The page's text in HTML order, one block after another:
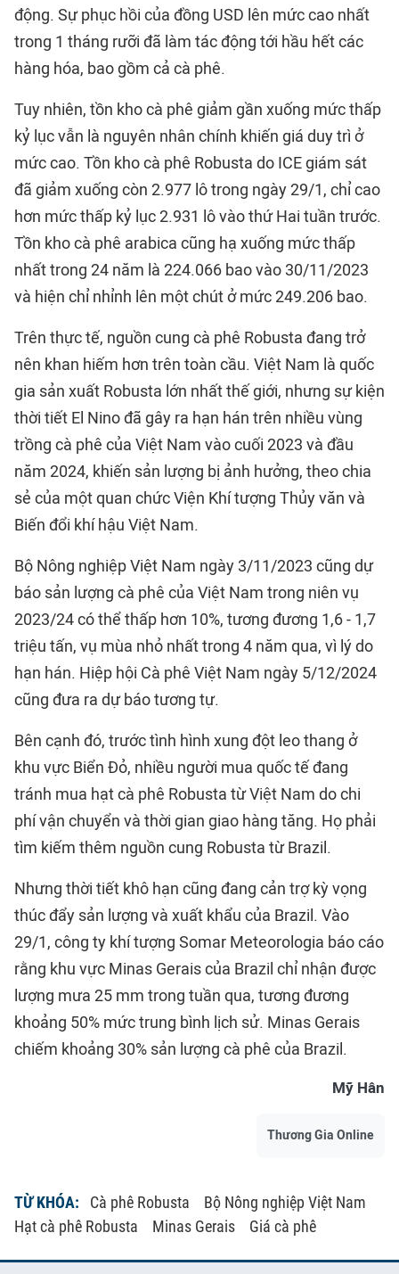
động. Sự phục hồi của đồng USD lên mức cao nhất
trong 1 tháng rưỡi đã làm tác động tới hầu hết các
hàng hóa, bao gồm cả cà phê.
Tuy nhiên, tồn kho cà phê giảm gần xuống mức thấp
kỷ lục vẫn là nguyên nhân chính khiến giá duy trì ở
mức cao. Tồn kho cà phê Robusta do ICE giám sát
đã giảm xuống còn 2.977 lô trong ngày 29/1, chỉ cao
hơn mức thấp kỷ lục 2.931 lô vào thứ Hai tuần trước.
Tồn kho cà phê arabica cũng hạ xuống mức thấp
nhất trong 24 năm là 224.066 bao vào 30/11/2023
và hiện chỉ nhỉnh lên một chút ở mức 249.206 bao.
Trên thực tế, nguồn cung cà phê Robusta đang trở
nên khan hiếm hơn trên toàn cầu. Việt Nam là quốc
gia sản xuất Robusta lớn nhất thế giới, nhưng sự kiện
thời tiết El Nino đã gây ra hạn hán trên nhiều vùng
trồng cà phê của Việt Nam vào cuối 2023 và đầu
năm 2024, khiến sản lượng bị ảnh hưởng, theo chia
sẻ của một quan chức Viện Khí tượng Thủy văn và
Biến đổi khí hậu Việt Nam.
Bộ Nông nghiệp Việt Nam ngày 3/11/2023 cũng dự
báo sản lượng cà phê của Việt Nam trong niên vụ
2023/24 có thể thấp hơn 10%, tương đương 1,6 - 1,7
triệu tấn, vụ mùa nhỏ nhất trong 4 năm qua, vì lý do
hạn hán. Hiệp hội Cà phê Việt Nam ngày 5/12/2024
cũng đưa ra dự báo tương tự.
Bên cạnh đó, trước tình hình xung đột leo thang ở
khu vực Biển Đỏ, nhiều người mua quốc tế đang
tránh mua hạt cà phê Robusta từ Việt Nam do chi
phí vận chuyển và thời gian giao hàng tăng. Họ phải
tìm kiếm thêm nguồn cung Robusta từ Brazil.
Nhưng thời tiết khô hạn cũng đang cản trợ kỳ vọng
thúc đẩy sản lượng và xuất khẩu của Brazil. Vào
29/1, công ty khí tượng Somar Meteorologia báo cáo
rằng khu vực Minas Gerais của Brazil chỉ nhận được
lượng mưa 25 mm trong tuần qua, tương đương
khoảng 50% mức trung bình lịch sử. Minas Gerais
chiếm khoảng 30% sản lượng cà phê của Brazil.
Mỹ Hân
Thương Gia Online
TỪ KHÓA: Cà phê Robusta
Bộ Nông nghiệp Việt Nam
Hạt cà phê Robusta
Minas Gerais Giá cà phê